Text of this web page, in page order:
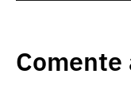
Comente